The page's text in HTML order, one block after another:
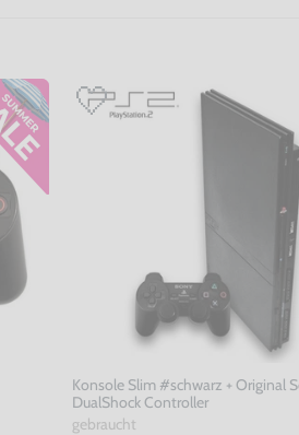
Konsole Slim #schwarz + Original
DualShock Controller
gebraucht